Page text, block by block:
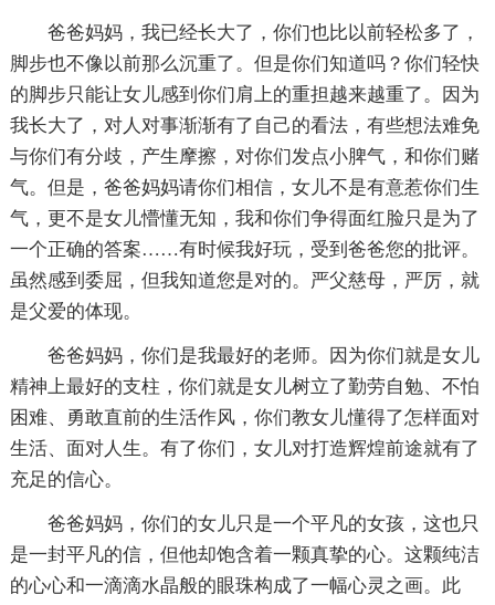
爸爸妈妈，我已经长大了，你们也比以前轻松多了，
脚步也不像以前那么沉重了。但是你们知道吗？你们轻快
的脚步只能让女儿感到你们肩上的重担越来越重了。因为
我长大了，对人对事渐渐有了自己的看法，有些想法难免
与你们有分歧，产生摩擦，对你们发点小脾气，和你们赌
气。但是，爸爸妈妈请你们相信，女儿不是有意惹你们生
气，更不是女儿懵懂无知，我和你们争得面红脸只是为了
一个正确的答案……有时候我好玩，受到爸爸您的批评。
虽然感到委屈，但我知道您是对的。严父慈母，严厉，就
是父爱的体现。
爸爸妈妈，你们是我最好的老师。因为你们就是女儿
精神上最好的支柱，你们就是女儿树立了勤劳自勉、不怕
困难、勇敢直前的生活作风，你们教女儿懂得了怎样面对
生活、面对人生。有了你们，女儿对打造辉煌前途就有了
充足的信心。
爸爸妈妈，你们的女儿只是一个平凡的女孩，这也只
是一封平凡的信，但他却饱含着一颗真挚的心。这颗纯洁
的心心和一滴滴水晶般的眼珠构成了一幅心灵之画。此